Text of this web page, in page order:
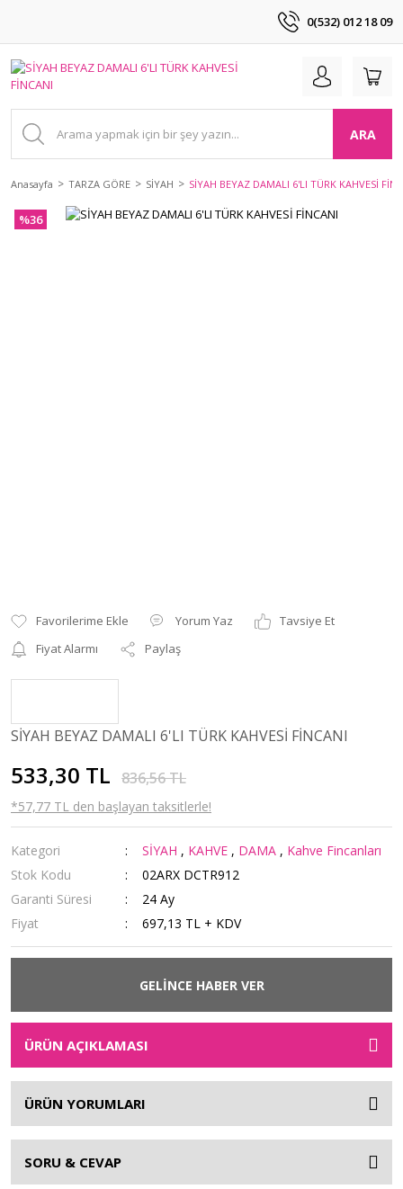
0(532) 012 18 09
ARA
Anasayfa TARZA GÖRE SİYAH SİYAH BEYAZ DAMALI 6'LI TÜRK KAHVESİ
%36
Yorum Yaz
Tavsiye Et
Fiyat Alarmı
Paylaş
SİYAH BEYAZ DAMALI 6'LI TÜRK KAHVESİ FİNCANI
533,30 TL 836,56 TL
*57,77 TL den başlayan taksitlerle!
Kategori SİYAH , KAHVE , DAMA , Kahve Fincanları
Stok Kodu
02ARX DCTR912
Garanti Süresi
24 Ay
Fiyat
697,13 TL + KDV
GELİNCE HABER VER
ÜRÜN AÇIKLAMASI
ÜRÜN YORUMLARI
SORU & CEVAP